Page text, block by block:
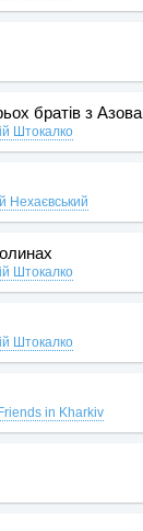
братів з Азова
Штокалко
Нехаєвський
Штокалко
Штокалко
in Kharkiv